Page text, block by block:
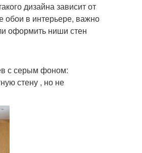
дизайна зависит от
обои в интерьере, важно
оформить ниши стен
с серым фоном:
стену , но не